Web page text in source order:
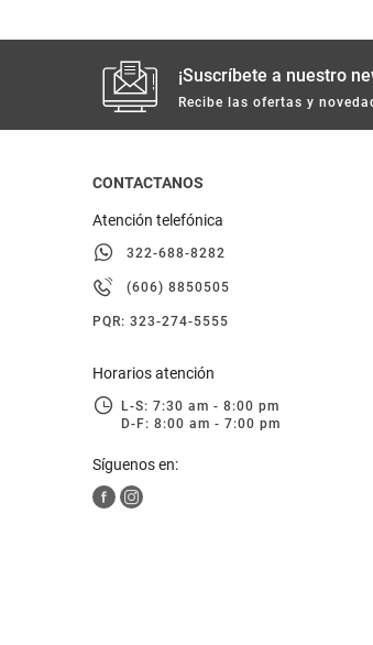
¡Suscríbete a nuestro
Recibe las ofertas y
CONTACTANOS
Atención telefónica
322-688-8282
(606) 8850505
PQR: 323-274-5555
Horarios atención
L-S: 7:30 am - 8:00 pm
D-F: 8:00 am - 7:00 pm
Síguenos en: